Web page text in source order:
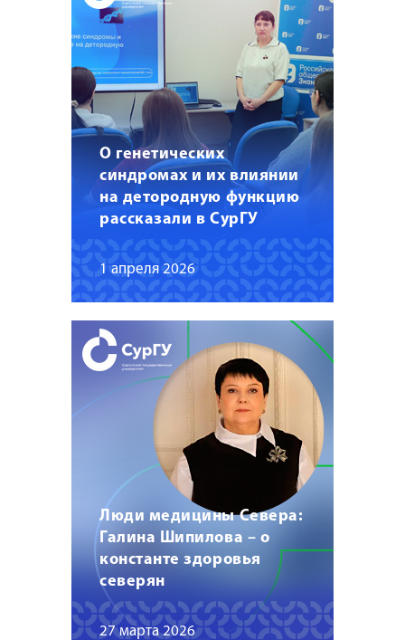
О генетических
синдромах и их влиянии
на детородную функцию
рассказали в СурГУ
1 апреля 2026
Люди медицины Севера:
Галина Шипилова – о
константе здоровья
северян
27 марта 2026